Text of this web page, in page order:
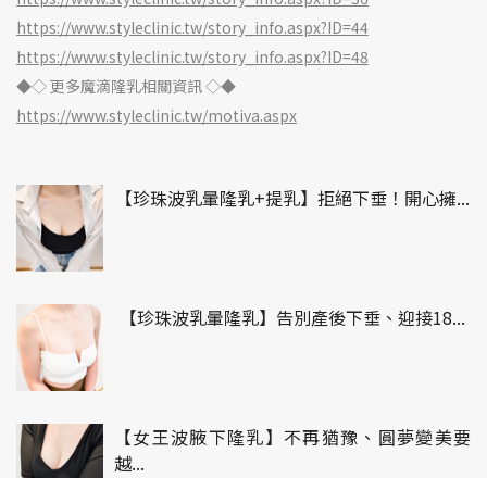
https://www.styleclinic.tw/story_info.aspx?ID=44
https://www.styleclinic.tw/story_info.aspx?ID=48
◆◇更多魔滴隆乳相關資訊◇◆
https://www.styleclinic.tw/motiva.aspx
【珍珠波乳暈隆乳+提乳】拒絕下垂！開心擁...
【珍珠波乳暈隆乳】告別產後下垂、迎接18...
【女王波腋下隆乳】不再猶豫、圓夢變美要
越...